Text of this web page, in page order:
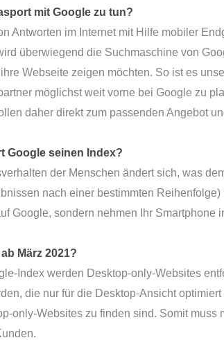
mit Google zu tun?
Antworten im Internet mit Hilfe mobiler
überwiegend die Suchmaschine von
Webseite zeigen möchten. So ist es
möglichst weit vorne bei Google zu
daher direkt zum passenden Angebot
Google seinen Index?
der Menschen ändert sich, was
nach einer bestimmten
Google, sondern nehmen Ihr
März 2021?
Index werden Desktop-only-Websites
die nur für die Desktop-Ansicht
only-Websites zu finden sind. Somit muss